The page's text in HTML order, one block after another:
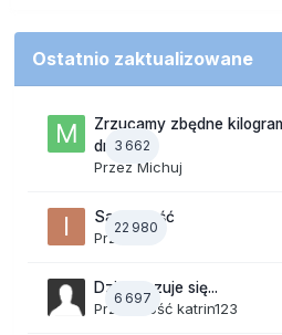
Ostatnio zaktualizowane
3 662
Zrzucamy zbędne
dniu.
Przez Michuj
22 980
Samotność
Przezixi
6 697
Dzisiaj czuje się...
Przez Gość katrin123